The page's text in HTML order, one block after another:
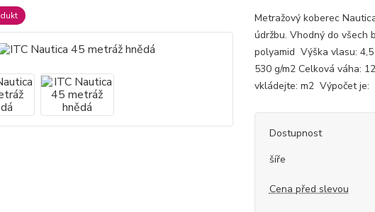
Metražový koberec
údržbu. Vhodný do
polyamid Výška vlasu:
530 g/m2 Celková váha:
vkládejte: m2 Výpočet je:
Dostupnost
šíře
Cena před slevou